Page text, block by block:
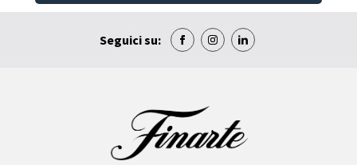
Seguici su: